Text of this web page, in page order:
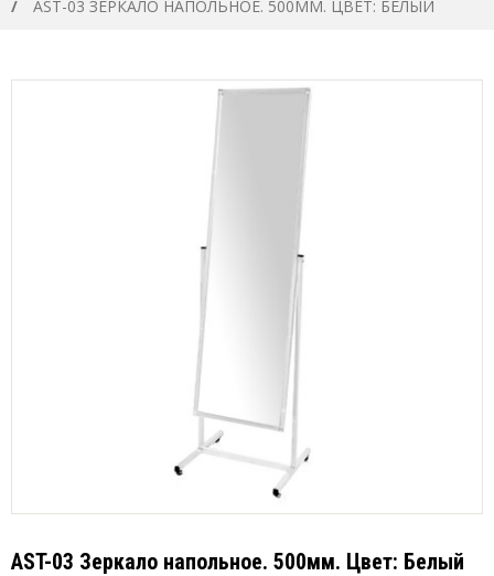
AST-03 ЗЕРКАЛО НАПОЛЬНОЕ. 500ММ. ЦВЕТ: БЕЛЫЙ
AST-03 Зеркало напольное. 500мм. Цвет: Белый